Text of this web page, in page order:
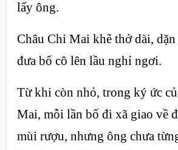
lấy ông.
Châu Chi Mai khẽ thở dài,
đưa bố cô lên lầu nghỉ ngơi.
Từ khi còn nhỏ, trong ký ức
Mai, mỗi lần bố đi xã giao về
mùi rượu, nhưng ông chưa